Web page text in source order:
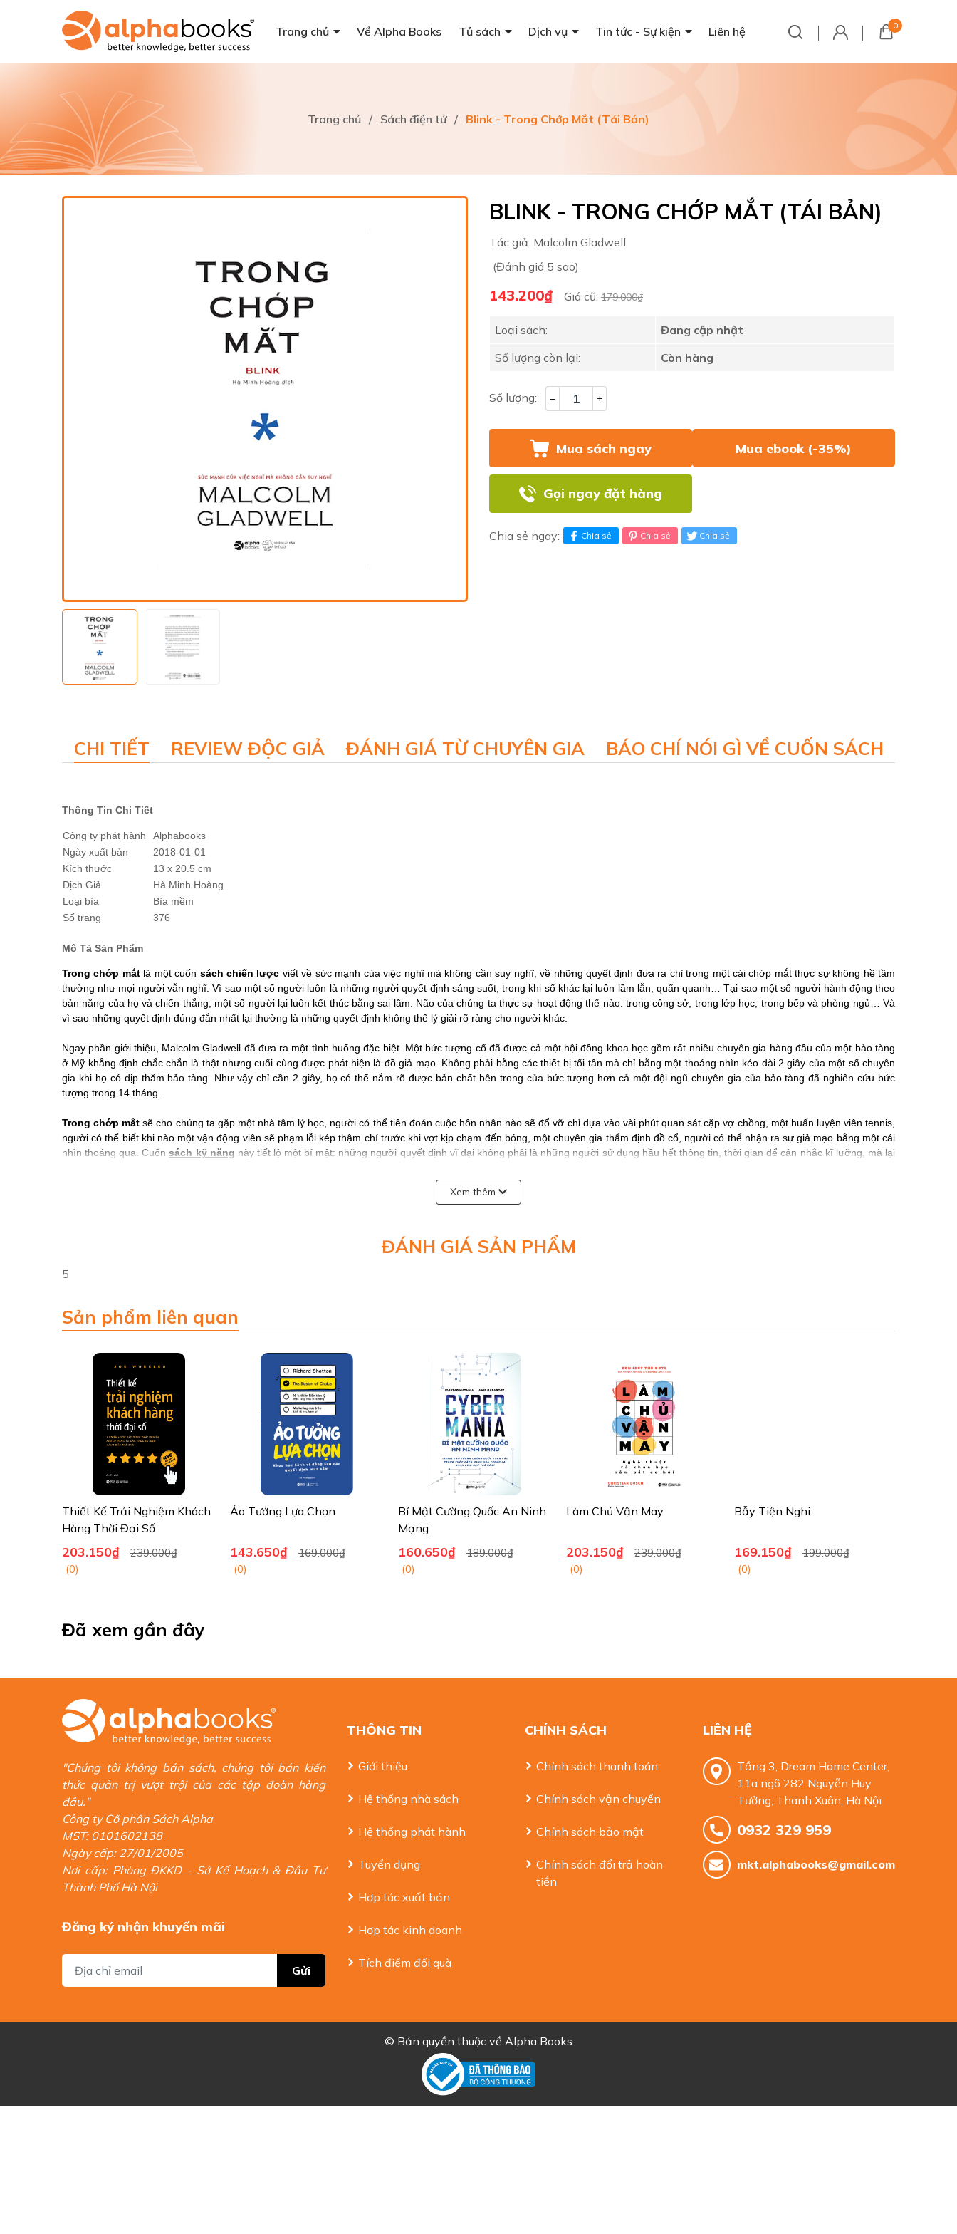
Trang chủ Về Alpha Books Tủ sách Dịch vụ Tin tức - Sự kiện Liên hệ 0
Trang chủ / Sách điện tử / Blink - Trong Chớp Mắt (Tái Bản)
BLINK - TRONG CHỚP MẮT (TÁI BẢN)
Tác giả: Malcolm Gladwell
(Đánh giá 5 sao)
143.200₫ Giá cũ: 179.000₫
Loại sách:
Đang cập nhật
Số lượng còn lại:
Còn hàng
Số lượng: – +
Mua sách ngay Mua ebook (-35%)
Gọi ngay đặt hàng
Chia sẻ ngay: Chia sẻ Chia sẻ Chia sẻ
CHI TIẾT REVIEW ĐỘC GIẢ ĐÁNH GIÁ TỪ CHUYÊN GIA BÁO CHÍ NÓI GÌ VỀ CUỐN SÁCH
Thông Tin Chi Tiết
Công ty phát hành
Alphabooks
Ngày xuất bản
2018-01-01
Kích thước
13 x 20.5 cm
Dịch Giả
Hà Minh Hoàng
Loại bìa
Bìa mềm
Số trang
376
Mô Tả Sản Phẩm
Trong chớp mắtlà một cuốn sách chiến lược viết về sức mạnh của việc nghĩ mà không cần suy nghĩ, về những quyết định đưa ra chỉ trong một cái chớp mắt thực sự không hề tầm
thường như mọi người vẫn nghĩ. Vì sao một số người luôn là những người quyết định sáng suốt, trong khi số khác lại luôn lầm lẫn, quẩn quanh… Tại sao một số người hành động theo
bản năng của họ và chiến thắng, một số người lại luôn kết thúc bằng sai lầm. Não của chúng ta thực sự hoạt động thế nào: trong công sở, trong lớp học, trong bếp và phòng ngủ… Và
vì sao những quyết định đúng đắn nhất lại thường là những quyết định không thể lý giải rõ ràng cho người khác.
Ngay phần giới thiệu, Malcolm Gladwell đã đưa ra một tình huống đặc biệt. Một bức tượng cổ đã được cả một hội đồng khoa học gồm rất nhiều chuyên gia hàng đầu của một bảo tàng
ở Mỹ khẳng định chắc chắn là thật nhưng cuối cùng được phát hiện là đồ giả mạo. Không phải bằng các thiết bị tối tân mà chỉ bằng một thoáng nhìn kéo dài 2 giây của một số chuyên
gia khi họ có dịp thăm bảo tàng. Như vậy chỉ cần 2 giây, họ có thể nắm rõ được bản chất bên trong của bức tượng hơn cả một đội ngũ chuyên gia của bảo tàng đã nghiên cứu bức
tượng trong 14 tháng.
Trong chớp mắt sẽ cho chúng ta gặp một nhà tâm lý học, người có thể tiên đoán cuộc hôn nhân nào sẽ đổ vỡ chỉ dựa vào vài phút quan sát cặp vợ chồng, một huấn luyện viên tennis,
người có thể biết khi nào một vận động viên sẽ phạm lỗi kép thậm chí trước khi vợt kịp chạm đến bóng, một chuyên gia thẩm định đồ cổ, người có thể nhận ra sự giả mạo bằng một cái
nhìn thoáng qua. Cuốn sách kỹ năng này tiết lộ một bí mật: những người quyết định vĩ đại không phải là những người sử dụng hầu hết thông tin, thời gian để cân nhắc kĩ lưỡng, mà lại
Trong chớp mắt và
Xem thêm
ĐÁNH GIÁ SẢN PHẨM
5
Sản phẩm liên quan
Thiết Kế Trải Nghiệm Khách
Hàng Thời Đại Số
203.150₫
239.000₫
(0)
Ảo Tưởng Lựa Chọn
143.650₫
169.000₫
(0)
Bí Mật Cường Quốc An Ninh
Mạng
160.650₫
189.000₫
(0)
Làm Chủ Vận May
203.150₫
239.000₫
(0)
Bẫy Tiện Nghi
169.150₫
199.000₫
(0)
Đã xem gần đây
"Chúng tôi không bán sách, chúng tôi bán kiến
thức quản trị vượt trội của các tập đoàn hàng
đầu."
Công ty Cổ phần Sách Alpha
MST: 0101602138
Ngày cấp: 27/01/2005
Nơi cấp: Phòng ĐKKD - Sở Kế Hoạch & Đầu Tư
Thành Phố Hà Nội
Đăng ký nhận khuyến mãi
Gửi
THÔNG TIN
Giới thiệu
Hệ thống nhà sách
Hệ thống phát hành
Tuyển dụng
Hợp tác xuất bản
Hợp tác kinh doanh
Tích điểm đổi quà
CHÍNH SÁCH
Chính sách thanh toán
Chính sách vận chuyển
Chính sách bảo mật
Chính sách đổi trả hoàn
tiền
LIÊN HỆ
Tầng 3, Dream Home Center,
11a ngõ 282 Nguyễn Huy
Tưởng, Thanh Xuân, Hà Nội
0932 329 959
mkt.alphabooks@gmail.com
© Bản quyền thuộc về Alpha Books